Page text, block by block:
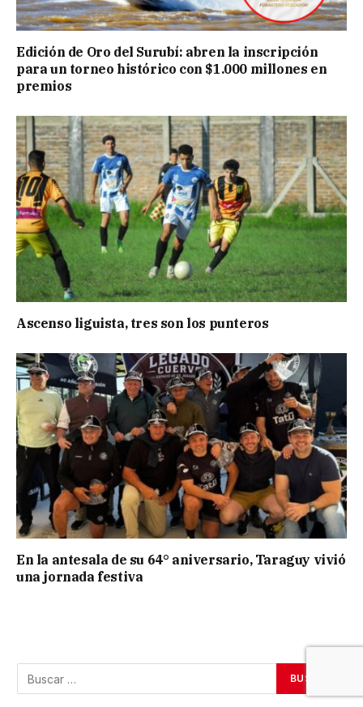
Edición de Oro del Surubí: abren la inscripción
para un torneo histórico con $1.000 millones en
premios
Ascenso liguista, tres son los punteros
En la antesala de su 64° aniversario, Taraguy vivió
una jornada festiva